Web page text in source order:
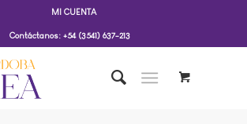
MI CUENTA
Contáctanos: +54 (3541) 637-213